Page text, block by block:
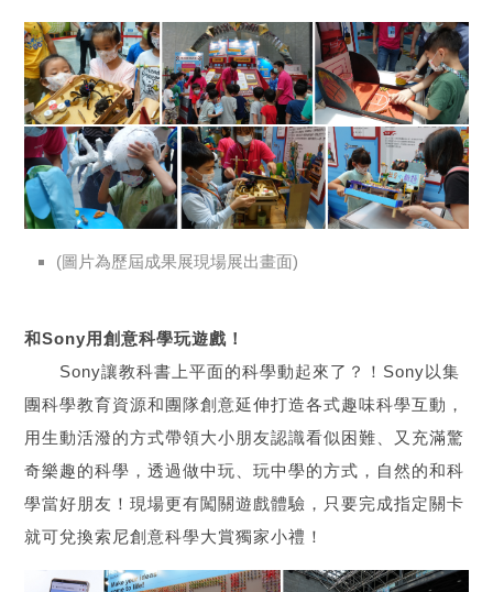
(圖片為歷屆成果展現場展出畫面)
和Sony用創意科學玩遊戲！
Sony讓教科書上平面的科學動起來了？！Sony以集
團科學教育資源和團隊創意延伸打造各式趣味科學互動，
用生動活潑的方式帶領大小朋友認識看似困難、又充滿驚
奇樂趣的科學，透過做中玩、玩中學的方式，自然的和科
學當好朋友！現場更有闖關遊戲體驗，只要完成指定關卡
就可兌換索尼創意科學大賞獨家小禮！